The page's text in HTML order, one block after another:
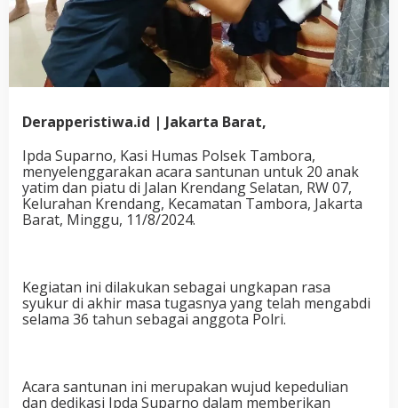
Derapperistiwa.id | Jakarta Barat,
Ipda Suparno, Kasi Humas Polsek Tambora,
menyelenggarakan acara santunan untuk 20 anak
yatim dan piatu di Jalan Krendang Selatan, RW 07,
Kelurahan Krendang, Kecamatan Tambora, Jakarta
Barat, Minggu, 11/8/2024.
Kegiatan ini dilakukan sebagai ungkapan rasa
syukur di akhir masa tugasnya yang telah mengabdi
selama 36 tahun sebagai anggota Polri.
Acara santunan ini merupakan wujud kepedulian
dan dedikasi Ipda Suparno dalam memberikan